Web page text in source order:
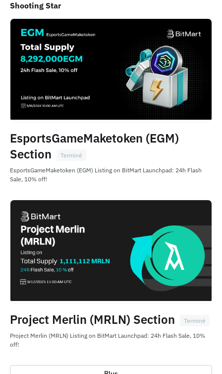
Shooting Star
EsportsGameMaketoken (EGM)
Section
Terminé
EsportsGameMaketoken (EGM) Listing on BitMart Launchpad: 24h Flash
Sale, 10% off!
Project Merlin (MRLN) Section
Terminé
Project Merlin (MRLN) Listing on BitMart Launchpad: 24h Flash Sale, 10%
off!